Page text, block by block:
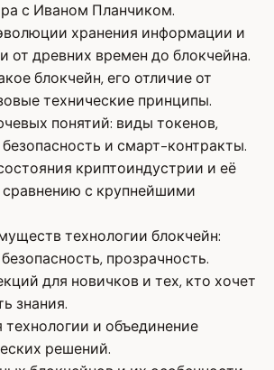
с Иваном Планчиком.
хранения информации и
от древних времен до блокчейна.
блокчейн, его отличие от
технические принципы.
понятий: виды токенов,
и смарт-контракты.
криптоиндустрии и её
сравнению с крупнейшими
технологии блокчейн:
прозрачность.
для новичков и тех, кто хочет
знания.
и объединение
решений.